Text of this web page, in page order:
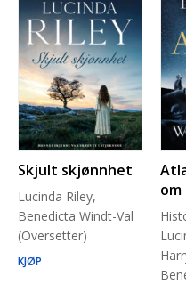
Skjult skjønnhet
Lucinda Riley,
Benedicta Windt-Val
(Oversetter)
KJØP
om